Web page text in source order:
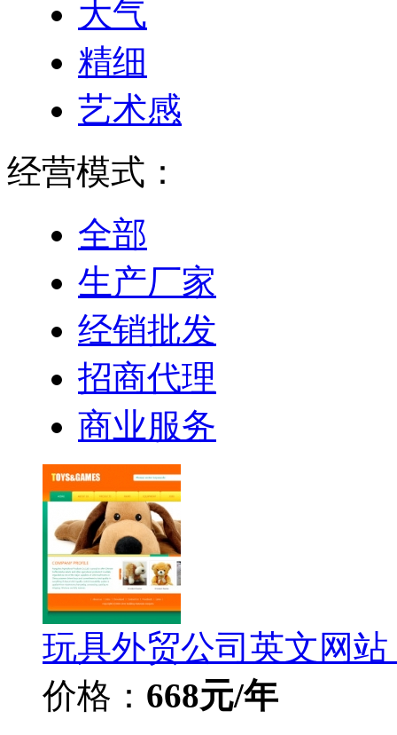
大气
精细
艺术感
经营模式：
全部
生产厂家
经销批发
招商代理
商业服务
玩具外贸公司英文网
价格： 668元/年